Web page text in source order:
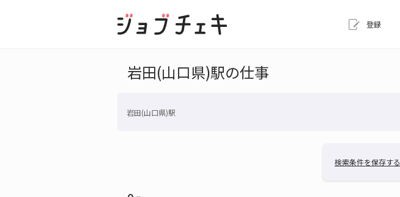
登録
岩田(山口県)駅の仕事
岩田(山口県)駅
検索条件を保存する